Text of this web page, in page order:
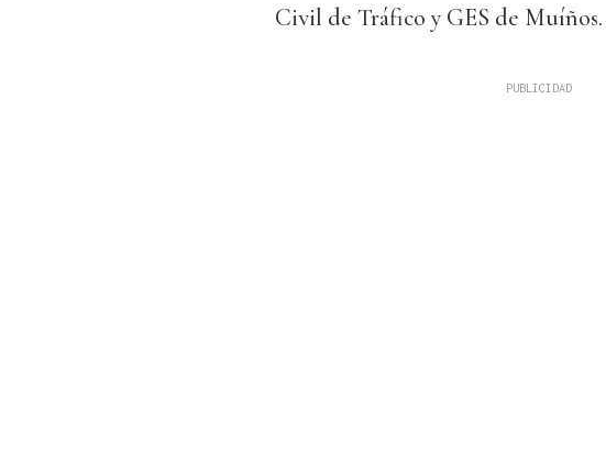
Civil de Tráfico y GES de Muíños.